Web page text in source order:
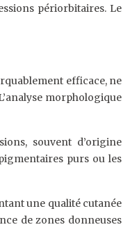
périorbitaires. Le
efficace, ne
morphologique
souvent d’origine
purs ou les
une qualité cutanée
de zones donneuses